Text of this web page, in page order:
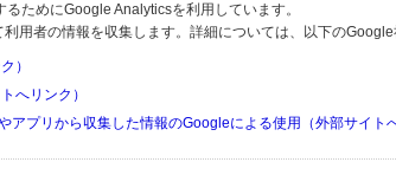
ためにGoogle Analyticsを利用しています。
用者の情報を収集します。詳細については、以下のGoogle
）
へリンク）
アプリから収集した情報のGoogleによる使用（外部サイト